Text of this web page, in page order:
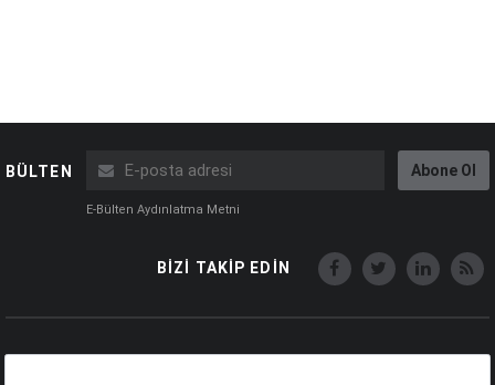
BÜLTEN Abone Ol
E-Bülten Aydınlatma Metni
BİZİ TAKİP EDİN